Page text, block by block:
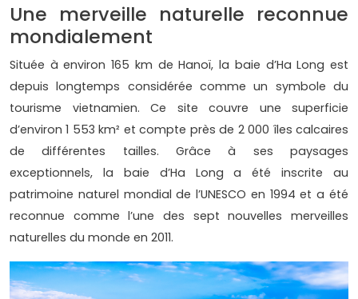
Une merveille naturelle reconnue
mondialement
Située à environ 165 km de Hanoï, la baie d’Ha Long est
depuis longtemps considérée comme un symbole du
tourisme vietnamien. Ce site couvre une superficie
d’environ 1 553 km² et compte près de 2 000 îles calcaires
de différentes tailles. Grâce à ses paysages
exceptionnels, la baie d’Ha Long a été inscrite au
patrimoine naturel mondial de l’UNESCO en 1994 et a été
reconnue comme l’une des sept nouvelles merveilles
naturelles du monde en 2011.